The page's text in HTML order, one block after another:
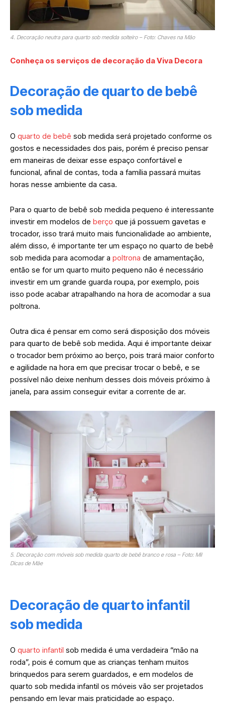
4. Decoração neutra para quarto sob medida solteiro – Foto: Chaves na Mão
Conheça os serviços de decoração da Viva Decora
Decoração de quarto de bebê
sob medida
O quarto de bebê sob medida será projetado conforme os
gostos e necessidades dos pais, porém é preciso pensar
em maneiras de deixar esse espaço confortável e
funcional, afinal de contas, toda a família passará muitas
horas nesse ambiente da casa.
Para o quarto de bebê sob medida pequeno é interessante
investir em modelos de berço que já possuem gavetas e
trocador, isso trará muito mais funcionalidade ao ambiente,
além disso, é importante ter um espaço no quarto de bebê
sob medida para acomodar a poltrona de amamentação,
então se for um quarto muito pequeno não é necessário
investir em um grande guarda roupa, por exemplo, pois
isso pode acabar atrapalhando na hora de acomodar a sua
poltrona.
Outra dica é pensar em como será disposição dos móveis
para quarto de bebê sob medida. Aqui é importante deixar
o trocador bem próximo ao berço, pois trará maior conforto
e agilidade na hora em que precisar trocar o bebê, e se
possível não deixe nenhum desses dois móveis próximo à
janela, para assim conseguir evitar a corrente de ar.
5. Decoração com móveis sob medida quarto de bebê branco e rosa – Foto: Mil
Dicas de Mãe
Decoração de quarto infantil
sob medida
O quarto infantil sob medida é uma verdadeira “mão na
roda”, pois é comum que as crianças tenham muitos
brinquedos para serem guardados, e em modelos de
quarto sob medida infantil os móveis vão ser projetados
pensando em levar mais praticidade ao espaço.